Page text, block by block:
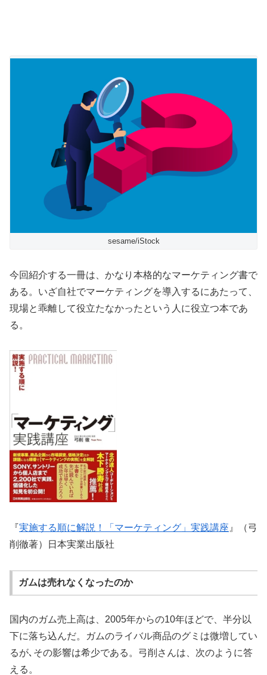
sesame/iStock
今回紹介する一冊は、かなり本格的なマーケティング書で
ある。いざ自社でマーケティングを導入するにあたって、
現場と乖離して役立たなかったという人に役立つ本であ
る。
『実施する順に解説！「マーケティング」実践講座 』（弓
削徹著）日本実業出版社
ガムは売れなくなったのか
国内のガム売上高は、2005年からの10年ほどで、半分以
下に落ち込んだ。ガムのライバル商品のグミは微増してい
るが､その影響は希少である。弓削さんは、次のように答
える。